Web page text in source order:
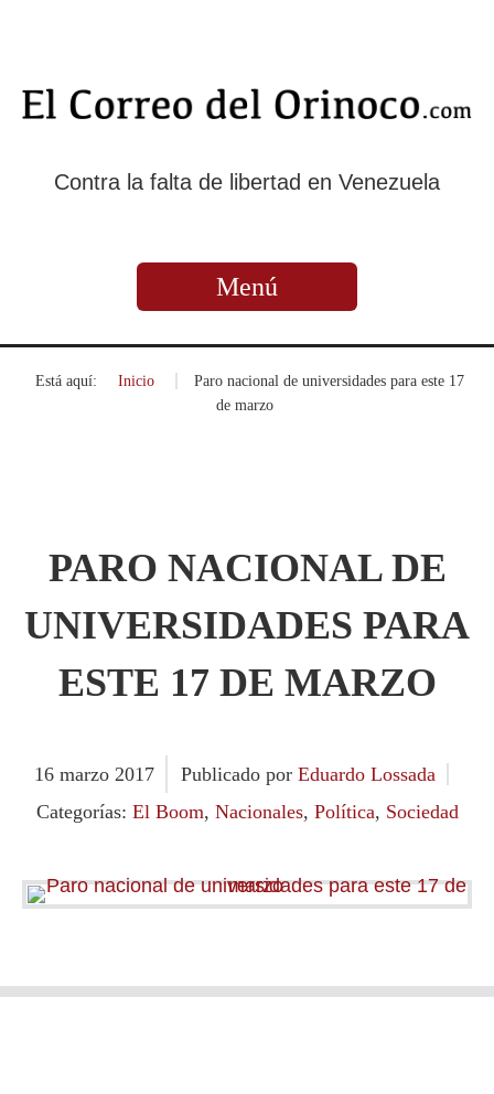
Contra la falta de libertad en Venezuela
Menú
Está aquí: Inicio
Paro nacional de universidades para este 17
de marzo
PARO NACIONAL DE
UNIVERSIDADES PARA
ESTE 17 DE MARZO
16 marzo 2017 Publicado por Eduardo Lossada
Categorías: El Boom, Nacionales, Política, Sociedad